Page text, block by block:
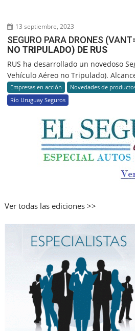
13 septiembre, 2023
SEGURO PARA DRONES
NO TRIPULADO) DE RUS
RUS ha desarrollado un novedoso
Vehículo Aéreo no Tripulado).
Empresas en acción
Novedades de
Río Uruguay Seguros
Ver todas las ediciones >>